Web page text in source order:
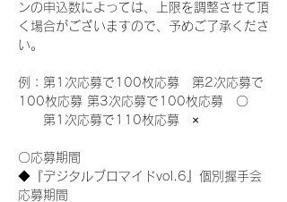
ンの申込数によっては、上限を調整させて頂
く場合がございますので、予めご了承くださ
い。
例：第1次応募で100枚応募　第2次応募で
100枚応募 第3次応募で100枚応募　〇
第1次応募で110枚応募　×
〇応募期間
◆『デジタルブロマイドvol.6』個別握手会
応募期間